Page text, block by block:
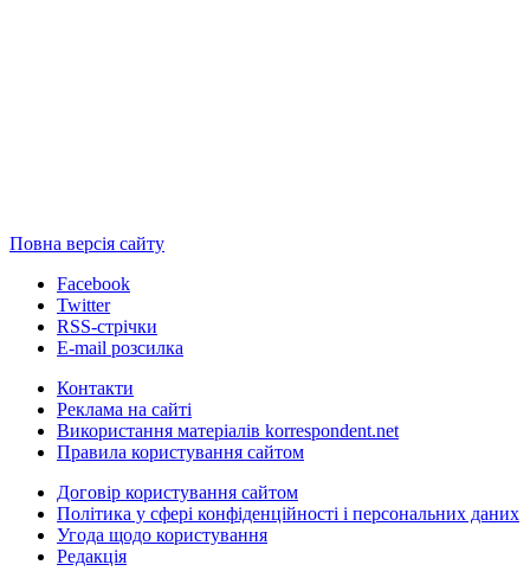
Повна версія сайту
Facebook
Twitter
RSS-стрічки
E-mail розсилка
Контакти
Реклама на сайті
Використання матеріалів korrespondent.net
Правила користування сайтом
Договір користування сайтом
Політика у сфері конфіденційності і персональних даних
Угода щодо користування
Редакція